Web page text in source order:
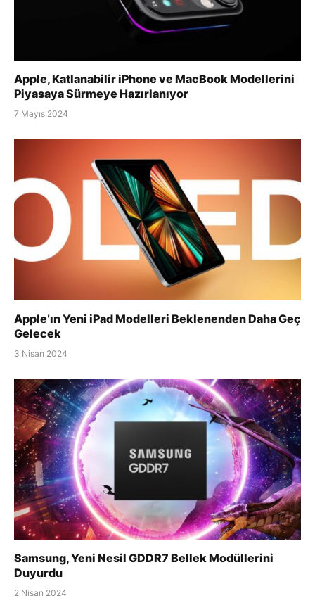
Apple, Katlanabilir iPhone ve MacBook Modellerini
Piyasaya Sürmeye Hazırlanıyor
7 Mayıs 2024
Apple’ın Yeni iPad Modelleri Beklenenden Daha Geç
Gelecek
3 Nisan 2024
Samsung, Yeni Nesil GDDR7 Bellek Modüllerini
Duyurdu
2 Nisan 2024